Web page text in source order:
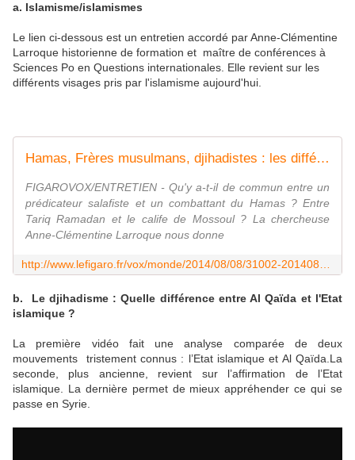
a. Islamisme/islamismes
Le lien ci-dessous est un entretien accordé par Anne-Clémentine
Larroque historienne de formation et maître de conférences à
Sciences Po en Questions internationales. Elle revient sur les
différents visages pris par l'islamisme aujourd'hui.
Hamas, Frères musulmans, djihadistes : les différents visages de l'islamisme
FIGAROVOX/ENTRETIEN - Qu'y a-t-il de commun entre un
prédicateur salafiste et un combattant du Hamas ? Entre
Tariq Ramadan et le calife de Mossoul ? La chercheuse
Anne-Clémentine Larroque nous donne
b. Le djihadisme : Quelle différence entre Al Qaïda et l'Etat
islamique ?
La première vidéo fait une analyse comparée de deux
mouvements tristement connus : l’Etat islamique et Al Qaïda.La
seconde, plus ancienne, revient sur l’affirmation de l’Etat
islamique. La dernière permet de mieux appréhender ce qui se
passe en Syrie.